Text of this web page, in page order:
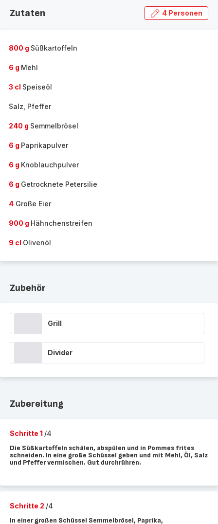
Zutaten 4 Personen
800 g Süßkartoffeln
6 g Mehl
3 cl Speiseöl
Salz, Pfeffer
240 g Semmelbrösel
6 g Paprikapulver
6 g Knoblauchpulver
6 g Getrocknete Petersilie
4 Große Eier
900 g Hähnchenstreifen
9 cl Olivenöl
Zubehör
Grill
Divider
Zubereitung
Schritte 1 /4
Die Süßkartoffeln schälen, abspülen und in Pommes frites
schneiden. In eine große Schüssel geben und mit Mehl, Öl, Salz
und Pfeffer vermischen. Gut durchrühren.
Schritte 2 /4
In einer großen Schüssel Semmelbrösel, Paprika,